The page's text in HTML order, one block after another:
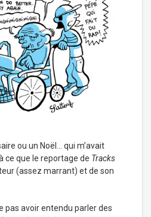
ou un Noël… qui m’avait
ce que le reportage de Tracks
(assez marrant) et de son
pas avoir entendu parler des